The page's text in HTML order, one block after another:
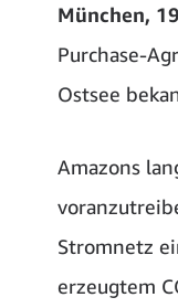
München,
Purchase-
Ostsee
Amazons
Stromnetz
erzeugtem